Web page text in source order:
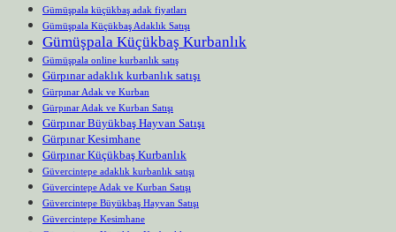
Gümüşpala küçükbaş adak fiyatları
Gümüşpala Küçükbaş Adaklık Satışı
Gümüşpala Küçükbaş Kurbanlık
Gümüşpala online kurbanlık satış
Gürpınar adaklık kurbanlık satışı
Gürpınar Adak ve Kurban
Gürpınar Adak ve Kurban Satışı
Gürpınar Büyükbaş Hayvan Satışı
Gürpınar Kesimhane
Gürpınar Küçükbaş Kurbanlık
Güvercintepe adaklık kurbanlık satışı
Güvercintepe Adak ve Kurban Satışı
Güvercintepe Büyükbaş Hayvan Satışı
Güvercintepe Kesimhane